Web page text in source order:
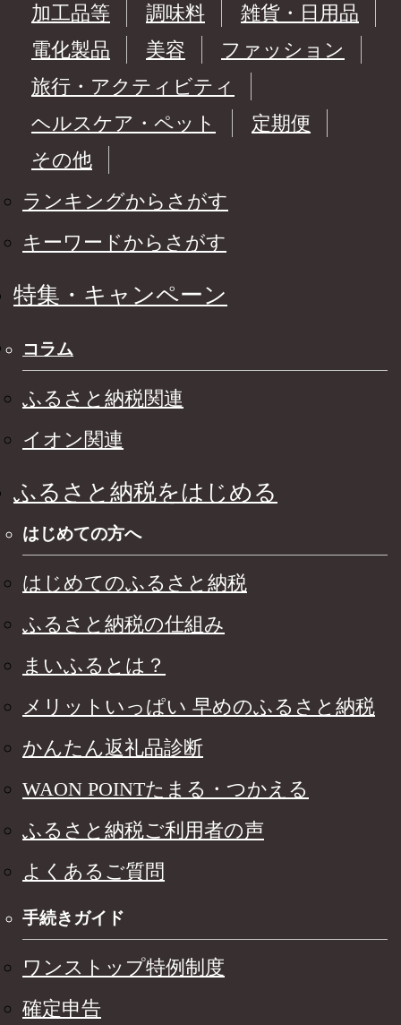
加工品等
調味料
雑貨・日用品
電化製品
美容
ファッション
旅行・アクティビティ
ヘルスケア・ペット
定期便
その他
ランキングからさがす
キーワードからさがす
特集・キャンペーン
コラム
ふるさと納税関連
イオン関連
ふるさと納税をはじめる
はじめての方へ
はじめてのふるさと納税
ふるさと納税の仕組み
まいふるとは？
メリットいっぱい 早めのふるさと納税
かんたん返礼品診断
WAON POINTたまる・つかえる
ふるさと納税ご利用者の声
よくあるご質問
手続きガイド
ワンストップ特例制度
確定申告